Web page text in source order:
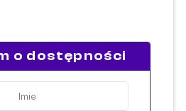
o dostępności